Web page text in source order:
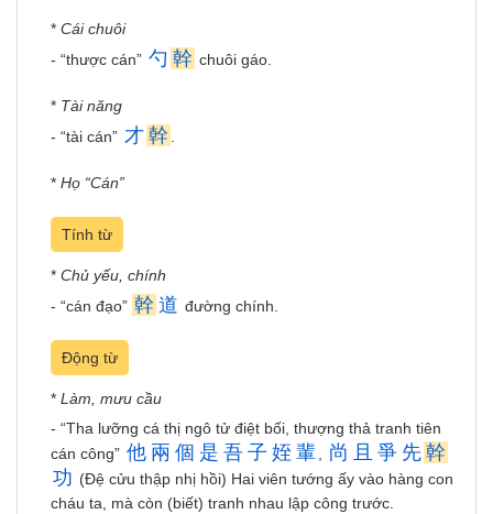
* Cái chuôi
- “thược cán” 勺 幹 chuôi gáo.
* Tài năng
- “tài cán” 才 幹
* Họ “Cán”
Tính từ
* Chủ yếu, chính
- “cán đạo” 幹 道 đường chính.
Động từ
* Làm, mưu cầu
- “Tha lưỡng cá thị ngô tử điệt bối, thượng thả tranh tiên
cán công” 他 兩 個 是 吾 子 姪 輩 尚 且 爭 先 幹
功 (Đệ cửu thập nhị hồi) Hai viên tướng ấy vào hàng con
cháu ta, mà còn (biết) tranh nhau lập công trước.